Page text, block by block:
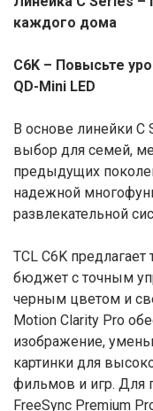
каждого дома
C6K – Повысьте
QD-Mini LED
В основе линейки C
выбор для семей,
предыдущих
надежной
развлекательной
TCL C6K
бюджет с точным
черным цветом и
Motion Clarity Pro
изображение,
картинки для
фильмов и игр. Для
FreeSync Premium